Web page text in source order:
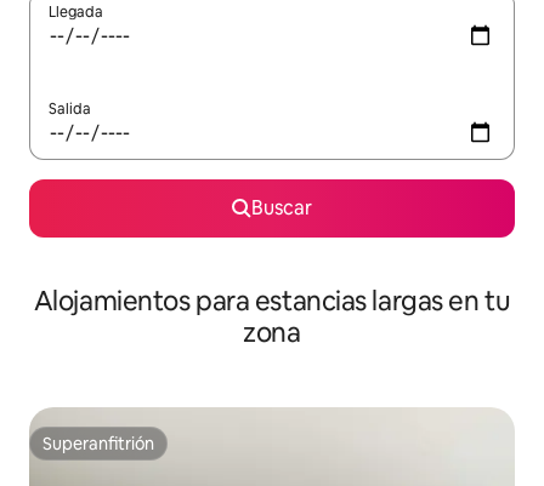
Llegada
Salida
Buscar
Alojamientos para estancias largas en tu
zona
Superanfitrión
Superanfitrión